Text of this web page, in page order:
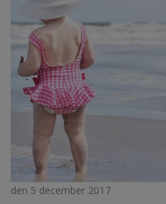
den 5 december 2017